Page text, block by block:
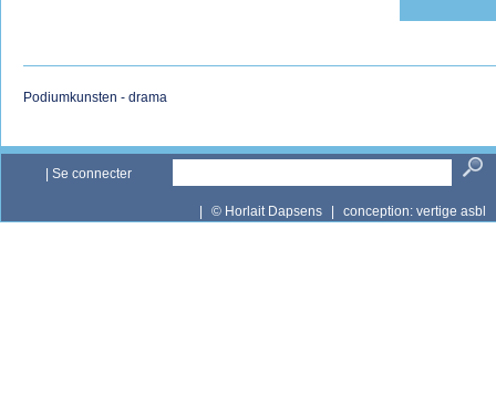
Podiumkunsten - drama
Se connecter
© Horlait Dapsens conception: vertige asbl